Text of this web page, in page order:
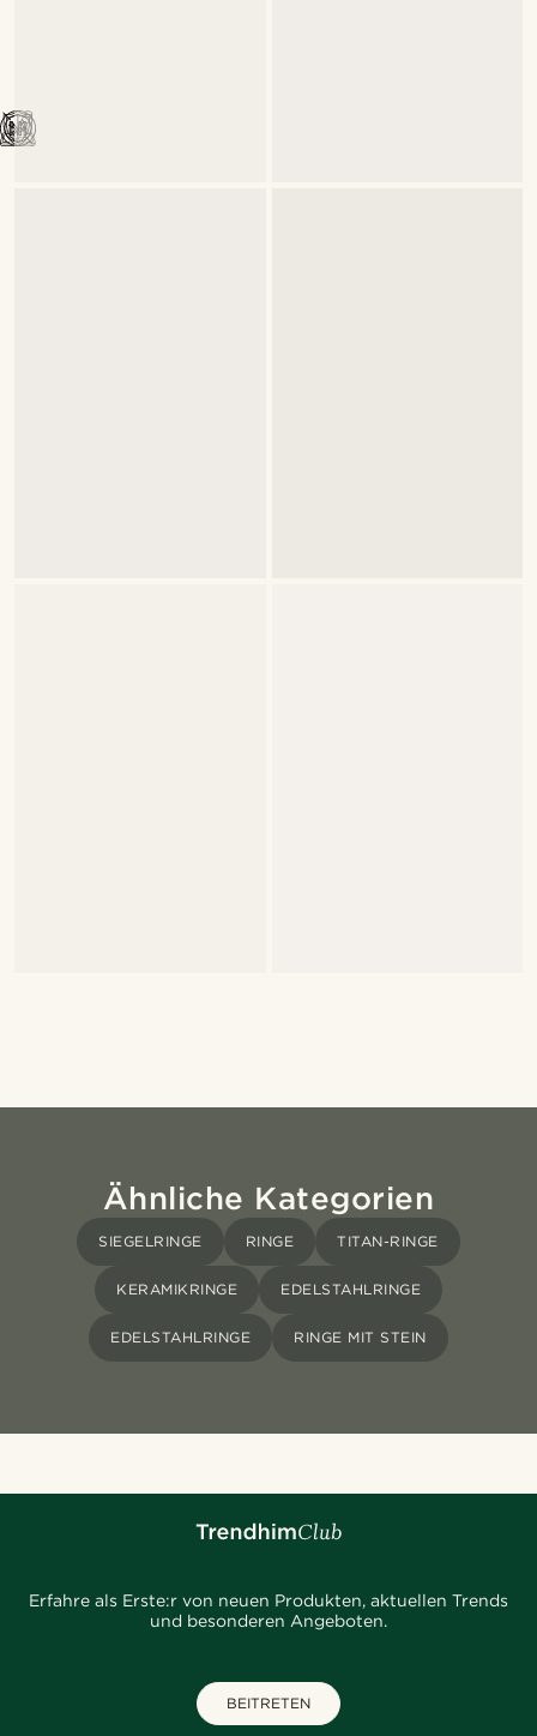
Ähnliche Kategorien
SIEGELRINGE RINGE TITAN-RINGE
KERAMIKRINGE EDELSTAHLRINGE
EDELSTAHLRINGE RINGE MIT STEIN
Erfahre als Erste:r von neuen Produkten, aktuellen Trends
und besonderen Angeboten.
BEITRETEN